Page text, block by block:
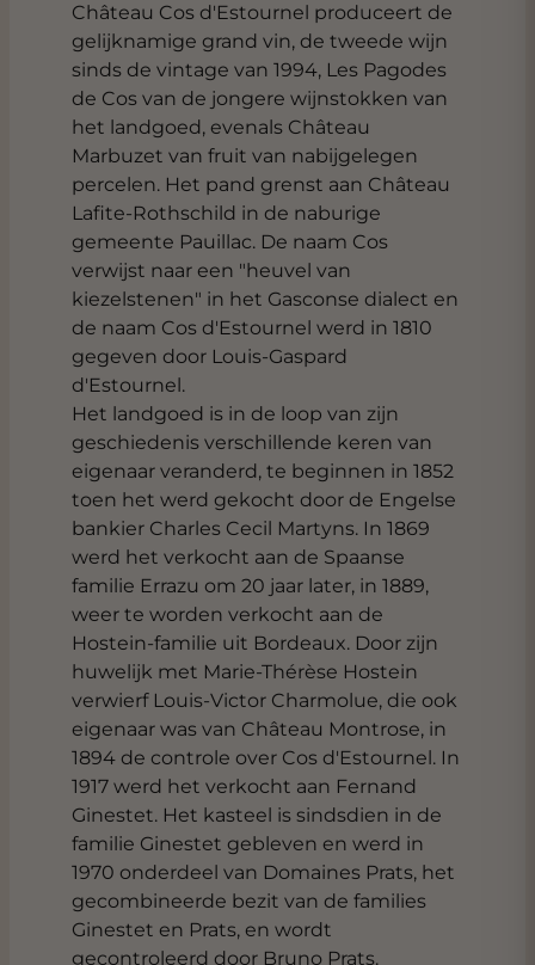
Château Cos d'Estournel produceert de
gelijknamige grand vin, de tweede wijn
sinds de vintage van 1994, Les Pagodes
de Cos van de jongere wijnstokken van
het landgoed, evenals Château
Marbuzet van fruit van nabijgelegen
percelen. Het pand grenst aan Château
Lafite-Rothschild in de naburige
gemeente Pauillac. De naam Cos
verwijst naar een "heuvel van
kiezelstenen" in het Gasconse dialect en
de naam Cos d'Estournel werd in 1810
gegeven door Louis-Gaspard
d'Estournel.
Het landgoed is in de loop van zijn
geschiedenis verschillende keren van
eigenaar veranderd, te beginnen in 1852
toen het werd gekocht door de Engelse
bankier Charles Cecil Martyns. In 1869
werd het verkocht aan de Spaanse
familie Errazu om 20 jaar later, in 1889,
weer te worden verkocht aan de
Hostein-familie uit Bordeaux. Door zijn
huwelijk met Marie-Thérèse Hostein
verwierf Louis-Victor Charmolue, die ook
eigenaar was van Château Montrose, in
1894 de controle over Cos d'Estournel. In
1917 werd het verkocht aan Fernand
Ginestet. Het kasteel is sindsdien in de
familie Ginestet gebleven en werd in
1970 onderdeel van Domaines Prats, het
gecombineerde bezit van de families
Ginestet en Prats, en wordt
gecontroleerd door Bruno Prats.